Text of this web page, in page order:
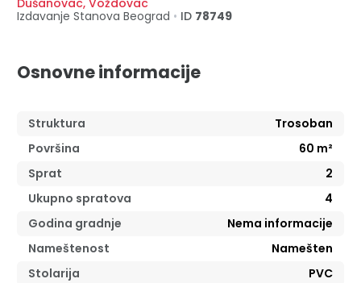
Dušanovac, Voždovac
Izdavanje Stanova Beograd • ID 78749
Osnovne informacije
Struktura
Trosoban
Površina
60 m²
Sprat
2
Ukupno spratova
4
Godina gradnje
Nema informacije
Nameštenost
Namešten
Stolarija
PVC